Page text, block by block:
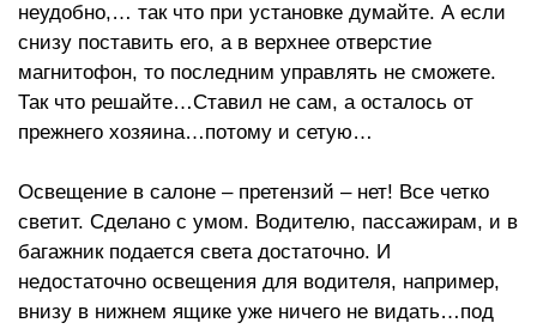
неудобно,… так что при установке думайте. А если
снизу поставить его, а в верхнее отверстие
магнитофон, то последним управлять не сможете.
Так что решайте…Ставил не сам, а осталось от
прежнего хозяина…потому и сетую…
Освещение в салоне – претензий – нет! Все четко
светит. Сделано с умом. Водителю, пассажирам, и в
багажник подается света достаточно. И
недостаточно освещения для водителя, например,
внизу в нижнем ящике уже ничего не видать…под